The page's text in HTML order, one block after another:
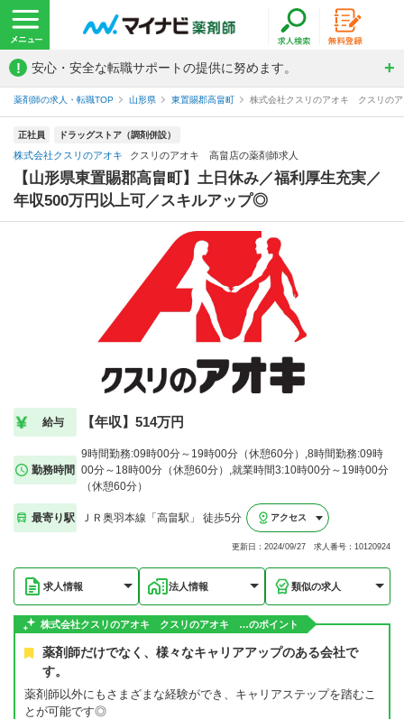
! 安心・安全な転職サポートの提供に努めます。
薬剤師の求人・転職TOP 山形県 東置賜郡高畠町 株式会社クスリのアオキ クスリの
正社員 ドラッグストア（調剤併設）
株式会社クスリのアオキ クスリのアオキ 高畠店の薬剤師求人
【山形県東置賜郡高畠町】土日休み／福利厚生充実／
年収500万円以上可／スキルアップ◎
給与 【年収】514万円
勤務時間
9時間勤務:09時00分～19時00分（休憩60分）,8時間勤務:09時
00分～18時00分（休憩60分）,就業時間3:10時00分～19時00分
（休憩60分）
最寄り駅 ＪＲ奥羽本線「高畠駅」 徒歩5分 アクセス
更新日：2024/09/27 求人番号：10120924
求人情報 法人情報 類似の求人
株式会社クスリのアオキ クスリのアオキ …のポイント
薬剤師だけでなく、様々なキャリアアップのある会社で
す。
薬剤師以外にもさまざまな経験ができ、キャリアステップを踏むこ
とが可能です◎